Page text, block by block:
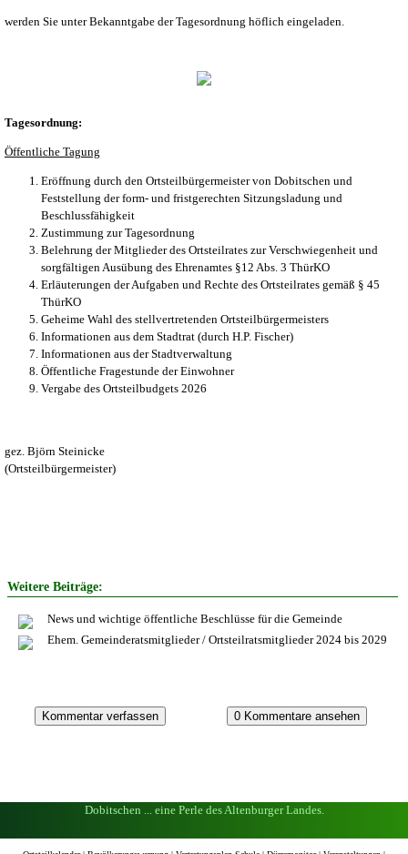
werden Sie unter Bekanntgabe der Tagesordnung höflich eingeladen.
Tagesordnung:
Öffentliche Tagung
Eröffnung durch den Ortsteilbürgermeister von Dobitschen und
Feststellung der form- und fristgerechten Sitzungsladung und
Beschlussfähigkeit
Zustimmung zur Tagesordnung
Belehrung der Mitglieder des Ortsteilrates zur Verschwiegenheit und
sorgfältigen Ausübung des Ehrenamtes §12 Abs. 3 ThürKO
Erläuterungen der Aufgaben und Rechte des Ortsteilrates gemäß § 45
ThürKO
Geheime Wahl des stellvertretenden Ortsteilbürgermeisters
Informationen aus dem Stadtrat (durch H.P. Fischer)
Informationen aus der Stadtverwaltung
Öffentliche Fragestunde der Einwohner
Vergabe des Ortsteilbudgets 2026
gez. Björn Steinicke
(Ortsteilbürgermeister)
Weitere Beiträge:
News und wichtige öffentliche Beschlüsse für die Gemeinde
Ehem. Gemeinderatsmitglieder / Ortsteilratsmitglieder 2024 bis 2029
Dobitschen ... eine Perle des Altenburger Landes.